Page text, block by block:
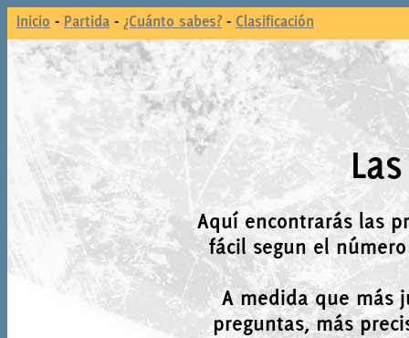
Inicio - Partida - ¿Cuánto sabes? - Clasificación
Aquí encontrarás las
fácil segun el
A medida que más
preguntas, más